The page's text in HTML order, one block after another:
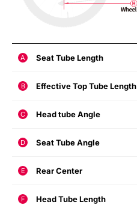
A Seat Tube Length
B Effective Top Tube Length
C Head tube Angle
D Seat Tube Angle
E Rear Center
F Head Tube Length